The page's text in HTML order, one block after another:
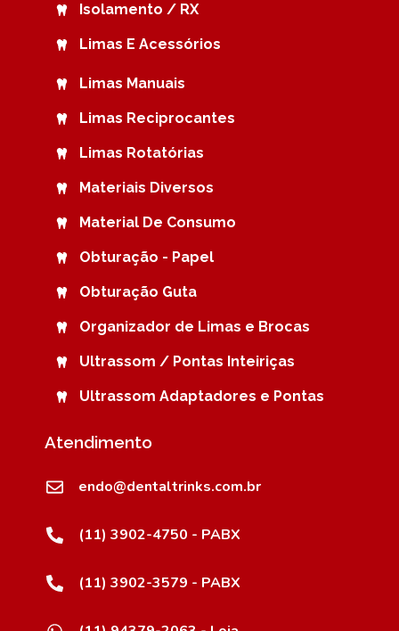
Isolamento / RX
Limas E Acessórios
Limas Manuais
Limas Reciprocantes
Limas Rotatórias
Materiais Diversos
Material De Consumo
Obturação - Papel
Obturação Guta
Organizador de Limas e Brocas
Ultrassom / Pontas Inteiriças
Ultrassom Adaptadores e Pontas
Atendimento
endo@dentaltrinks.com.br
(11) 3902-4750 - PABX
(11) 3902-3579 - PABX